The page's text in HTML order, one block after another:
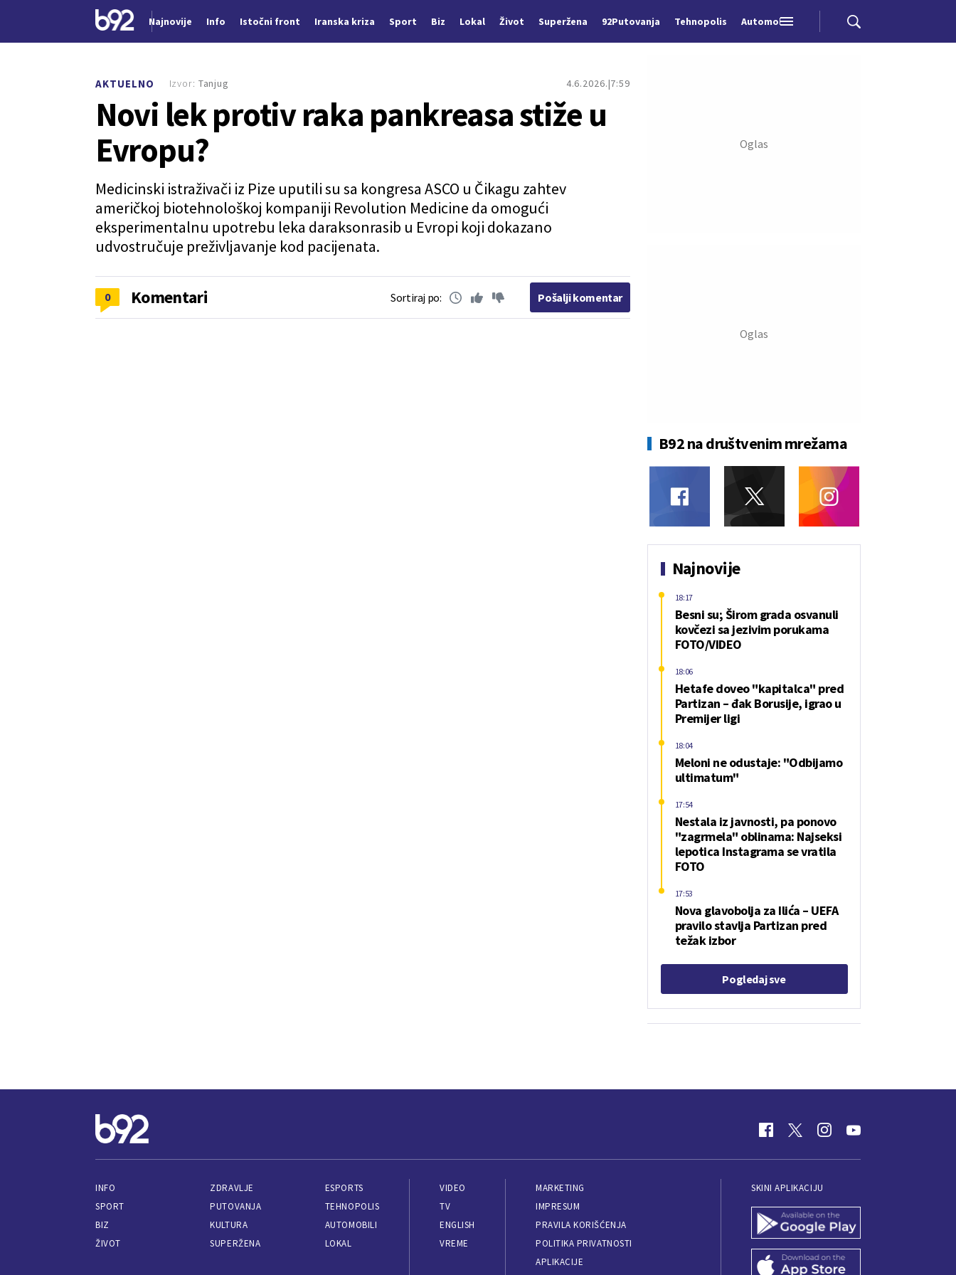
Najnovije Info Istočni front Iranska kriza Sport Biz Lokal Život Superžena 92Putovanja Tehnopolis Automobili
AKTUELNO 4.6.2026. 7:59
Novi lek protiv raka pankreasa stiže u
Evropu?
Medicinski istraživači iz Pize uputili su sa kongresa ASCO u Čikagu zahtev
američkoj biotehnološkoj kompaniji Revolution Medicine da omogući
eksperimentalnu upotrebu leka daraksonrasib u Evropi koji dokazano
udvostručuje preživljavanje kod pacijenata.
Izvor: Tanjug
0 Komentari Sortiraj po: Pošalji komentar
B92 na društvenim mrežama
Najnovije
Besni su; Širom grada osvanuli
kovčezi sa jezivim porukama
FOTO/VIDEO
18:17
Hetafe doveo "kapitalca" pred
Partizan – đak Borusije, igrao u
Premijer ligi
18:06
Meloni ne odustaje: "Odbijamo
ultimatum"
18:04
Nestala iz javnosti, pa ponovo
"zagrmela" oblinama: Najseksi
lepotica Instagrama se vratila
FOTO
17:54
Nova glavobolja za Ilića – UEFA
pravilo stavlja Partizan pred
težak izbor
17:53
Pogledaj sve
INFO
SPORT
BIZ
ŽIVOT
ZDRAVLJE
PUTOVANJA
KULTURA
SUPERŽENA
ESPORTS
TEHNOPOLIS
AUTOMOBILI
LOKAL
VIDEO
TV
ENGLISH
VREME
MARKETING
IMPRESUM
PRAVILA KORIŠĆENJA
POLITIKA PRIVATNOSTI
APLIKACIJE
SKINI APLIKACIJU